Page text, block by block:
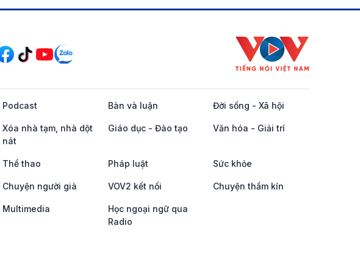
Podcast Bàn và luận Đời sống - Xã hội
Xóa nhà tạm, nhà dột
nát
Giáo dục - Đào tạo Văn hóa - Giải trí
Thể thao Pháp luật Sức khỏe
Chuyện người già VOV2 kết nối Chuyện thầm kín
Multimedia
Học ngoại ngữ qua
Radio